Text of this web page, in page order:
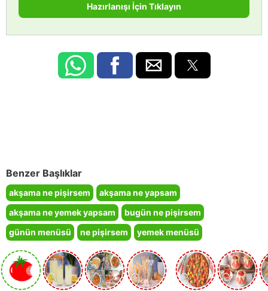
Hazırlanışı İçin Tıklayın
Benzer Başlıklar
akşama ne pişirsem
akşama ne yapsam
akşama ne yemek yapsam
bugün ne pişirsem
günün menüsü
ne pişirsem yemek menüsü